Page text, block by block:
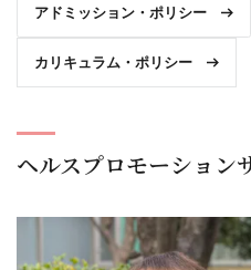
アドミッション・ポリシー
カリキュラム・ポリシー
ヘルスプロモーション